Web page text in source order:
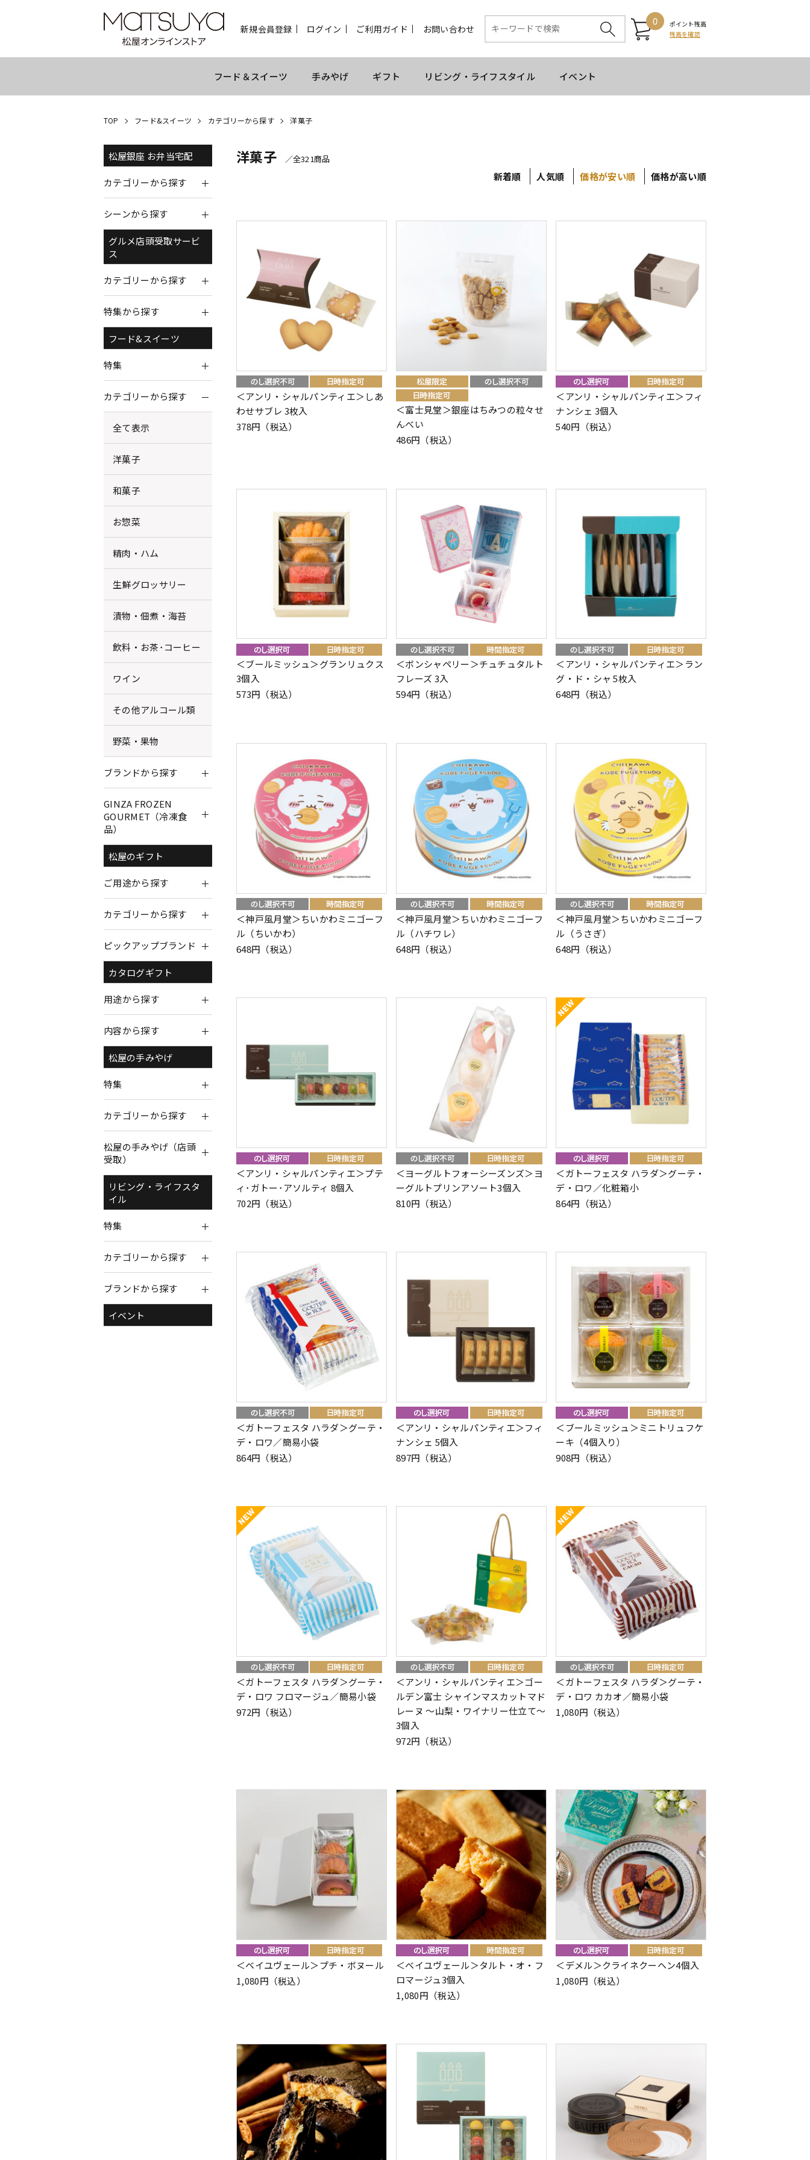
新規会員登録 ログイン ご利用ガイド お問い合わせ
0
ポイント残高
残高を確認
フード＆スイーツ 手みやげ ギフト リビング・ライフスタイル イベント
TOP フード&スイーツ カテゴリーから探す 洋菓子
松屋銀座 お弁当宅配
カテゴリーから探す
シーンから探す
グルメ店頭受取サービ
ス
カテゴリーから探す
特集から探す
フード&スイーツ
特集
カテゴリーから探す
全て表示
洋菓子
和菓子
お惣菜
精肉・ハム
生鮮グロッサリー
漬物・佃煮・海苔
飲料・お茶･コーヒー
ワイン
その他アルコール類
野菜・果物
ブランドから探す
GINZA FROZEN
GOURMET（冷凍食
品）
松屋のギフト
ご用途から探す
カテゴリーから探す
ピックアップブランド
カタログギフト
用途から探す
内容から探す
松屋の手みやげ
特集
カテゴリーから探す
松屋の手みやげ（店頭
受取）
リビング・ライフスタ
イル
特集
カテゴリーから探す
ブランドから探す
イベント
洋菓子 ／全321商品
新着順 人気順 価格が安い順 価格が高い順
＜アンリ・シャルパンティエ＞しあ
わせサブレ 3枚入
378円（税込）
＜富士見堂＞銀座はちみつの粒々せ
んべい
486円（税込）
＜アンリ・シャルパンティエ＞フィ
ナンシェ 3個入
540円（税込）
＜ブールミッシュ＞グランリュクス
3個入
573円（税込）
＜ボンシャペリー＞チュチュタルト
フレーズ 3入
594円（税込）
＜アンリ・シャルパンティエ＞ラン
グ・ド・シャ 5枚入
648円（税込）
＜神戸風月堂＞ちいかわミニゴーフ
ル（ちいかわ）
648円（税込）
＜神戸風月堂＞ちいかわミニゴーフ
ル（ハチワレ）
648円（税込）
＜神戸風月堂＞ちいかわミニゴーフ
ル（うさぎ）
648円（税込）
＜アンリ・シャルパンティエ＞プテ
ィ･ガトー･アソルティ 8個入
702円（税込）
＜ヨーグルトフォーシーズンズ＞ヨ
ーグルトプリンアソート3個入
810円（税込）
＜ガトーフェスタ ハラダ＞グーテ・
デ・ロワ／化粧箱小
864円（税込）
＜ガトーフェスタ ハラダ＞グーテ・
デ・ロワ／簡易小袋
864円（税込）
＜アンリ・シャルパンティエ＞フィ
ナンシェ 5個入
897円（税込）
＜ブールミッシュ＞ミニトリュフケ
ーキ（4個入り）
908円（税込）
＜ガトーフェスタ ハラダ＞グーテ・
デ・ロワ フロマージュ／簡易小袋
972円（税込）
＜アンリ・シャルパンティエ＞ゴー
ルデン富士 シャインマスカットマド
レーヌ ～山梨・ワイナリー仕立て～
3個入
972円（税込）
＜ガトーフェスタ ハラダ＞グーテ・
デ・ロワ カカオ／簡易小袋
1,080円（税込）
＜ベイユヴェール＞プチ・ボヌール
1,080円（税込）
＜ベイユヴェール＞タルト・オ・フ
ロマージュ3個入
1,080円（税込）
＜デメル＞クライネクーヘン4個入
1,080円（税込）